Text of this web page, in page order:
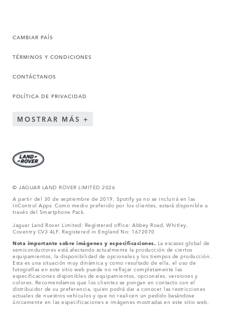
CAMBIAR PAÍS
TÉRMINOS Y CONDICIONES
CONTÁCTANOS
POLÍTICA DE PRIVACIDAD
MOSTRAR MÁS
© JAGUAR LAND ROVER LIMITED 2026
A partir del 30 de septiembre de 2019, Spotify ya no se incluirá en las
InControl Apps. Como medio preferido por los clientes, estará disponible a
través del Smartphone Pack.
Jaguar Land Rover Limited: Registered office: Abbey Road, Whitley,
Coventry CV3 4LF. Registered in England No: 1672070
Nota importante sobre imágenes y especificaciones. La escasez global de
semiconductores está afectando actualmente la producción de ciertos
equipamientos, la disponibilidad de opcionales y los tiempos de producción.
Esta es una situación muy dinámica y como resultado de ella, el uso de
fotografías en este sitio web puede no reflejar completamente las
especificaciones disponibles de equipamientos, opcionales, versiones y
colores. Recomendamos que los clientes se pongan en contacto con el
distribuidor de su preferencia, quien podrá dar a conocer las restricciones
actuales de nuestros vehículos y que no realicen un pedido basándose
únicamente en las especificaciones e imágenes mostradas en este sitio web.